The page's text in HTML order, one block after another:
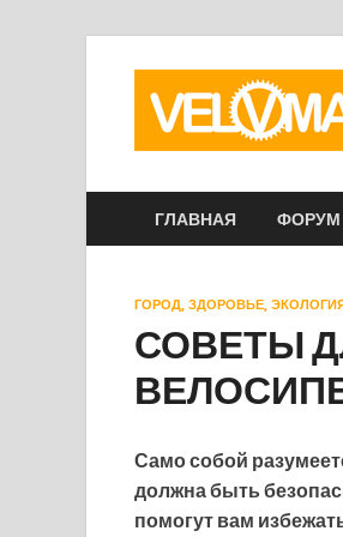
ГЛАВНАЯ ФОРУМ
ГОРОД, ЗДОРОВЬЕ,
СОВЕТЫ
Само собой
должна быть
помогут вам